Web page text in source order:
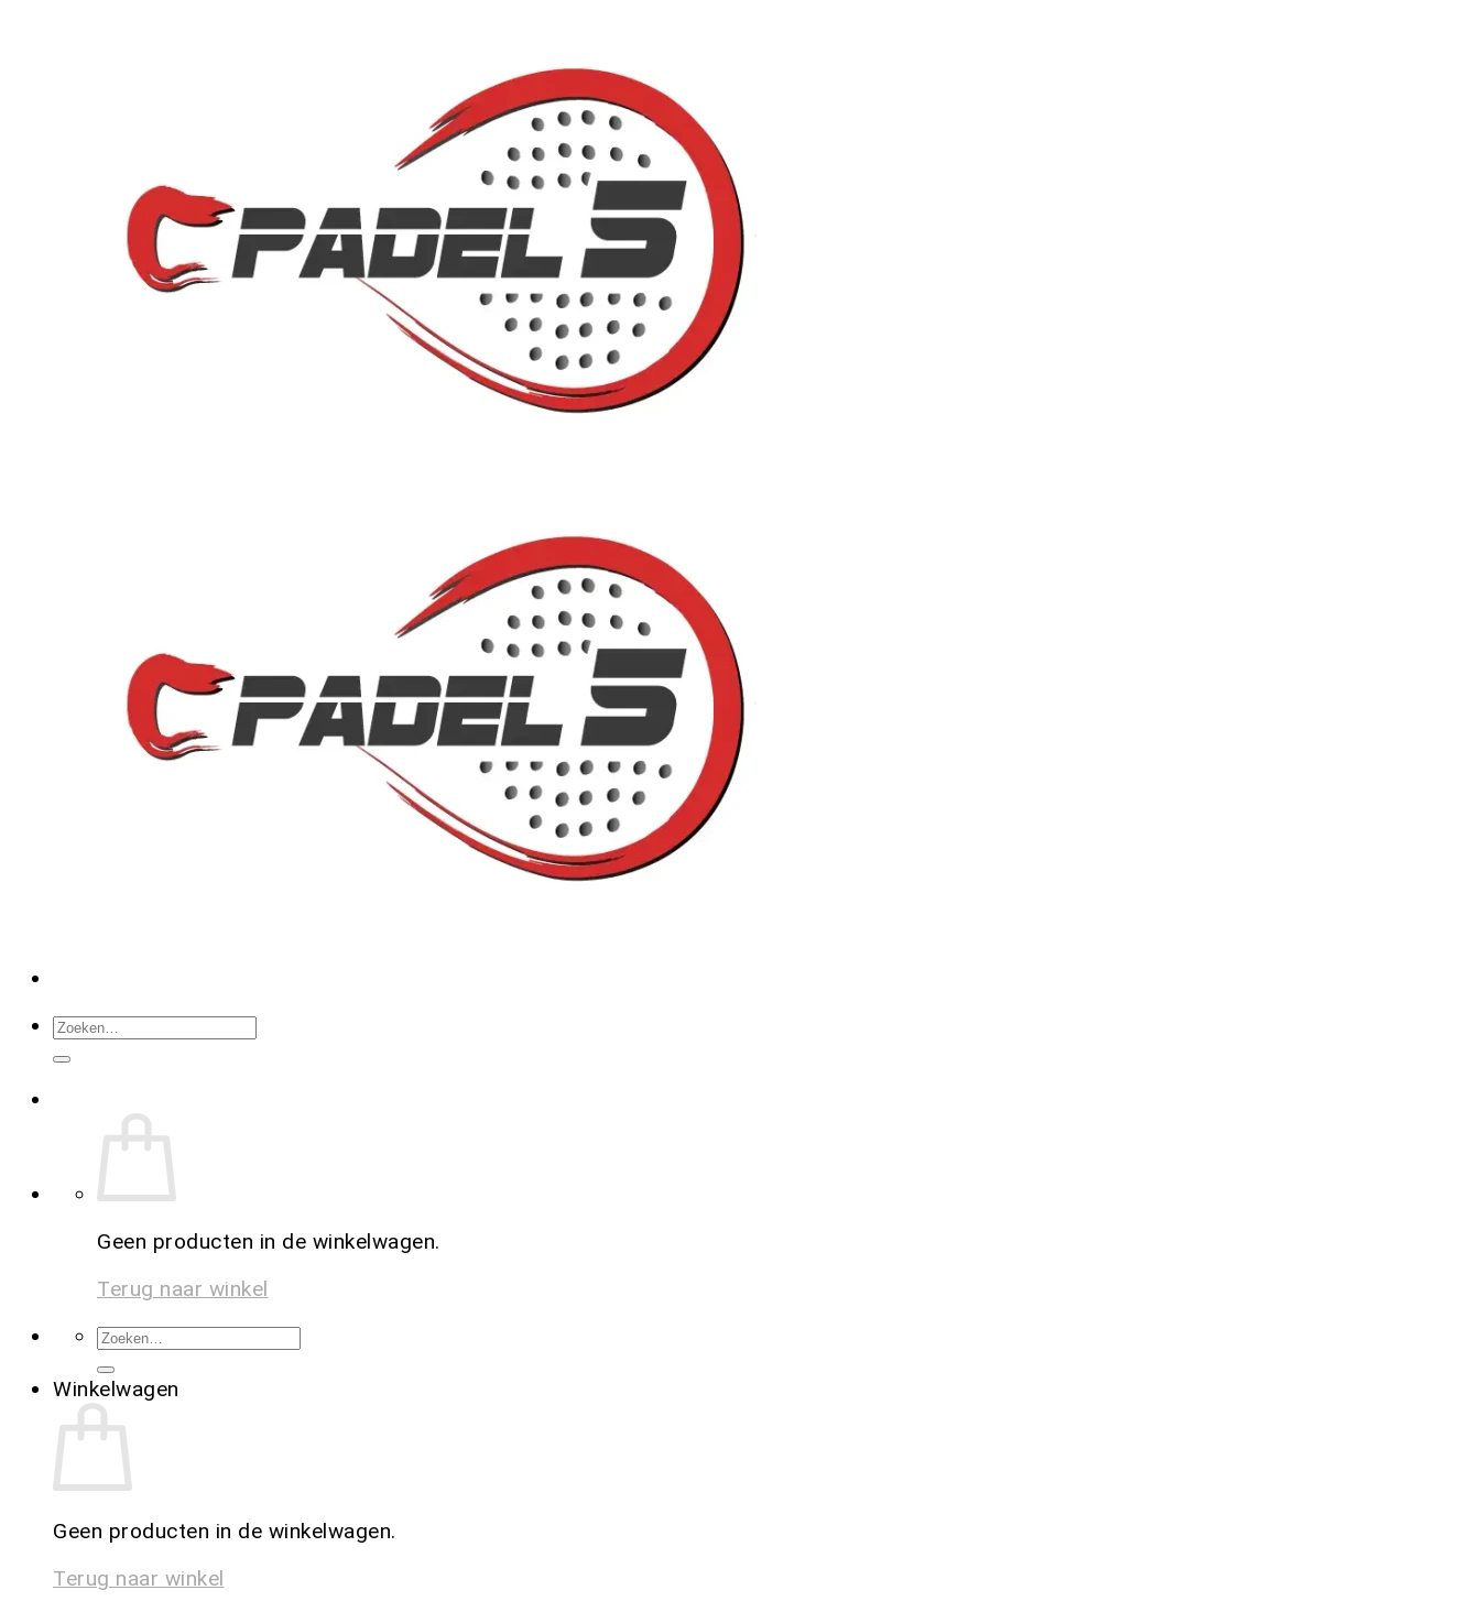
Geen producten in de winkelwagen.
Terug naar winkel
Winkelwagen
Geen producten in de winkelwagen.
Terug naar winkel